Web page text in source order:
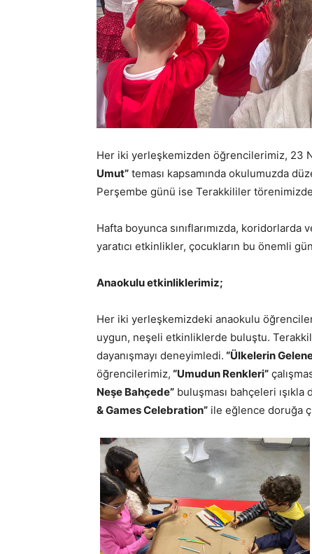
Her iki yerleşkemizden öğrencilerimiz, 23
Umut” teması kapsamında okulumuzda
Perşembe günü ise Terakkililer
Hafta boyunca sınıflarımızda,
yaratıcı etkinlikler, çocukların bu önemli
Anaokulu etkinliklerimiz;
Her iki yerleşkemizdeki anaokulu
uygun, neşeli etkinliklerde buluştu.
dayanışmayı deneyimledi. “Ülkelerin
öğrencilerimiz, “Umudun Renkleri”
Neşe Bahçede” buluşması bahçeleri ışıkla
& Games Celebration” ile eğlence doruğa